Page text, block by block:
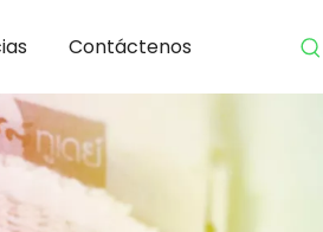
Contáctenos